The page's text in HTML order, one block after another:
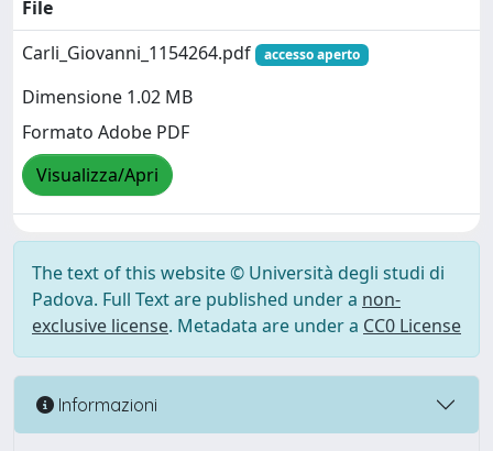
File
Carli_Giovanni_1154264.pdf
accesso aperto
Dimensione 1.02 MB
Formato Adobe PDF
Visualizza/Apri
The text of this website © Università degli studi di
Padova. Full Text are published under a non-
exclusive license. Metadata are under a CC0 License
Informazioni